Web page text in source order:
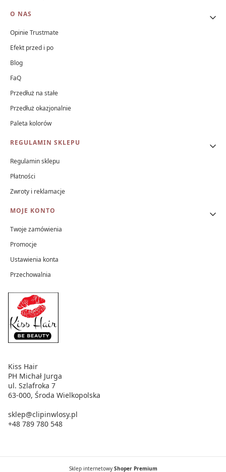
O NAS
Opinie Trustmate
Efekt przed i po
Blog
FaQ
Przedłuż na stałe
Przedłuż okazjonalnie
Paleta kolorów
REGULAMIN SKLEPU
Regulamin sklepu
Płatności
Zwroty i reklamacje
MOJE KONTO
Twoje zamówienia
Promocje
Ustawienia konta
Przechowalnia
Kiss Hair
PH Michał Jurga
ul. Szlafroka 7
63-000, Środa Wielkopolska
sklep@clipinwlosy.pl
+48 789 780 548
Sklep internetowy Shoper Premium